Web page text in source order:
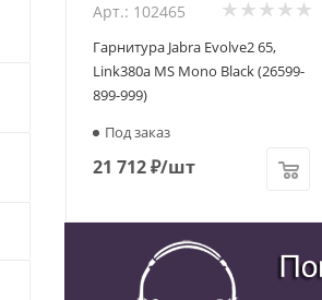
Арт.: 102465
Гарнитура Jabra Evolve2 65,
Link380a MS Mono Black (26599-
899-999)
Под заказ
21 712₽/шт